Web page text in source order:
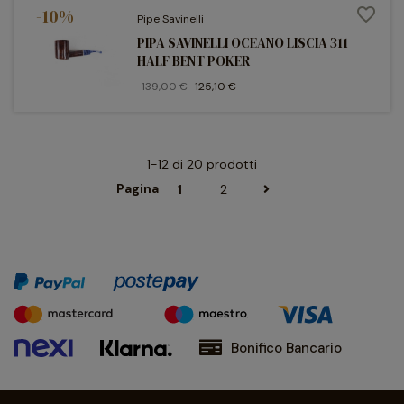
-10% Pipe Savinelli
PIPA SAVINELLI OCEANO LISCIA 311
HALF BENT POKER
139,00 € 125,10 €
favorite_border
1-12 di 20 prodotti
Pagina
1 2
Bonifico Bancario